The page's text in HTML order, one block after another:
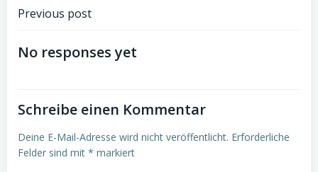
Post
navigation
Previous post
No responses yet
Schreibe einen Kommentar
Deine E-Mail-Adresse wird nicht veröffentlicht. Erforderliche
Felder sind mit * markiert